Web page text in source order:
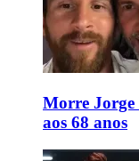
Morre Jorge
aos 68 anos